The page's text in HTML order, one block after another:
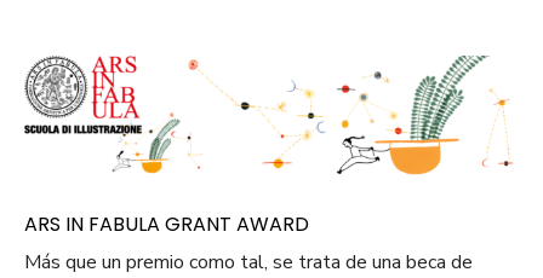
ARS IN FABULA GRANT AWARD
Más que un premio como tal, se trata de una beca de